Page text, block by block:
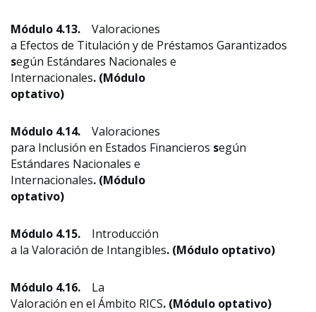
Módulo 4.13. Valoraciones
a Efectos de Titulación y de Préstamos Garantizados
según Estándares Nacionales e
Internacionales. (Módulo
optativo)
Módulo 4.14. Valoraciones
para Inclusión en Estados Financieros según
Estándares Nacionales e
Internacionales. (Módulo
optativo)
Módulo 4.15. Introducción
a la Valoración de Intangibles. (Módulo optativo)
Módulo 4.16. La
Valoración en el Ámbito RICS. (Módulo optativo)